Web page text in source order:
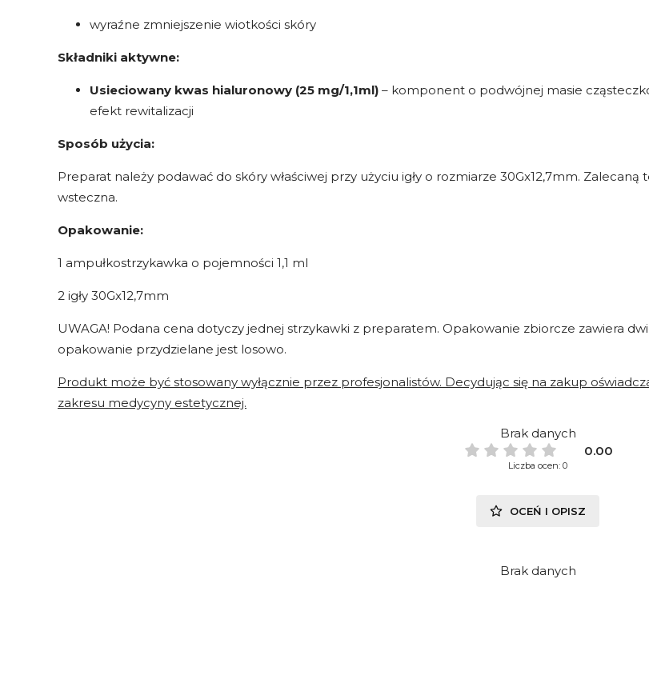
wyraźne zmniejszenie wiotkości skóry
Składniki aktywne:
Usieciowany kwas hialuronowy (25 mg/1,1ml) – komponent o podwójnej masie
efekt rewitalizacji
Sposób użycia:
Preparat należy podawać do skóry właściwej przy użyciu igły o rozmiarze 30Gx12,7mm.
wsteczna.
Opakowanie:
1 ampułkostrzykawka o pojemności 1,1 ml
2 igły 30Gx12,7mm
UWAGA! Podana cena dotyczy jednej strzykawki z preparatem. Opakowanie zbiorcze zawiera
opakowanie przydzielane jest losowo.
Produkt może być stosowany wyłącznie przez profesjonalistów. Decydując się na zakup
zakresu medycyny estetycznej.
Brak danych
0.00
Liczba ocen: 0
OCEŃ I OPISZ
Brak danych